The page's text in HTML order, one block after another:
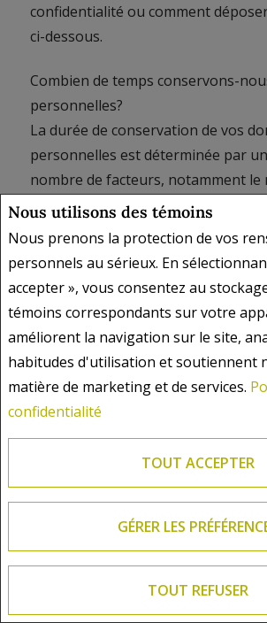
Nous utilisons des témoins
Nous prenons la protection de vos
personnels au sérieux. En
accepter », vous consentez au
témoins correspondants sur votre
améliorent la navigation sur le site,
habitudes d'utilisation et soutiennent
matière de marketing et de services.
confidentialité
TOUT ACCEPTER
GÉRER LES
TOUT REFUSER
confidentialité ou comment
ci-dessous.
Combien de temps conservons-
personnelles?
La durée de conservation de vos
personnelles est déterminée par
nombre de facteurs, notamment le
d’utilisation de ces données
nature de notre relation d’affaires
nos obligations légales.
Comment apportons-nous des
présente déclaration de
Si nous décidons de modifier la
déclaration de confidentialité, nous
changements ici. C’est pourquoi
invitons à consulter cette page de
présente déclaration de
comment déposer une plainte
Si vous avez des questions ou des
confidentialité ou la manière dont